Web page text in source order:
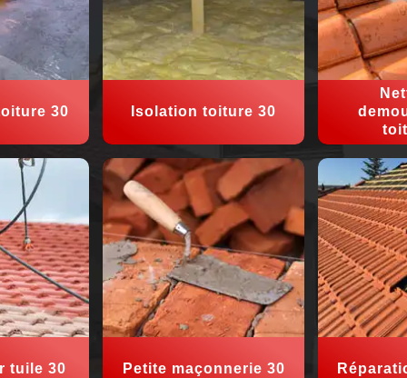
30 Isolation toiture 30
tuile 30 Petite maçonnerie 30